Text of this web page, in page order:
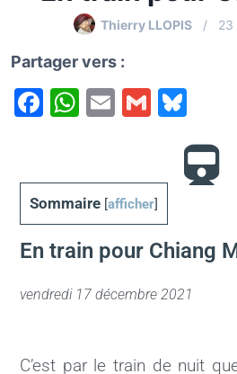
Thierry LLOPIS 23
Partager vers :
F
e
b
o
k
W
s
A
p
E
l
G
l
e
s
y
Sommaire [afficher]
En train pour Chiang
vendredi 17 décembre 2021
C’est par le train de nuit